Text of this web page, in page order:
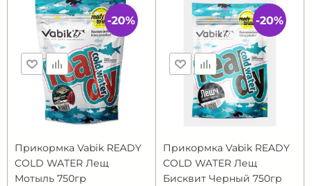
Прикормка Vabik READY
COLD WATER Лещ
Мотыль 750гр
-20%
Прикормка Vabik READY
COLD WATER Лещ
Бисквит Черный 750гр
-20%